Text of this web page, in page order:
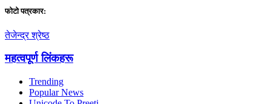
फाेटाे पत्रकार:
तेजेन्द्र श्रेष्ठ
महत्वपूर्ण लिंकहरू
Trending
Popular News